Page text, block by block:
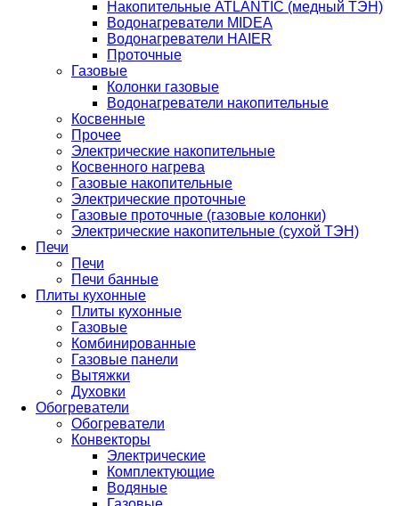
Накопительные ATLANTIC (медный ТЭН)
Водонагреватели MIDEA
Водонагреватели HAIER
Проточные
Газовые
Колонки газовые
Водонагреватели накопительные
Косвенные
Прочее
Электрические накопительные
Косвенного нагрева
Газовые накопительные
Электрические проточные
Газовые проточные (газовые колонки)
Электрические накопительные (сухой ТЭН)
Печи
Печи
Печи банные
Плиты кухонные
Плиты кухонные
Газовые
Комбинированные
Газовые панели
Вытяжки
Духовки
Обогреватели
Обогреватели
Конвекторы
Электрические
Комплектующие
Водяные